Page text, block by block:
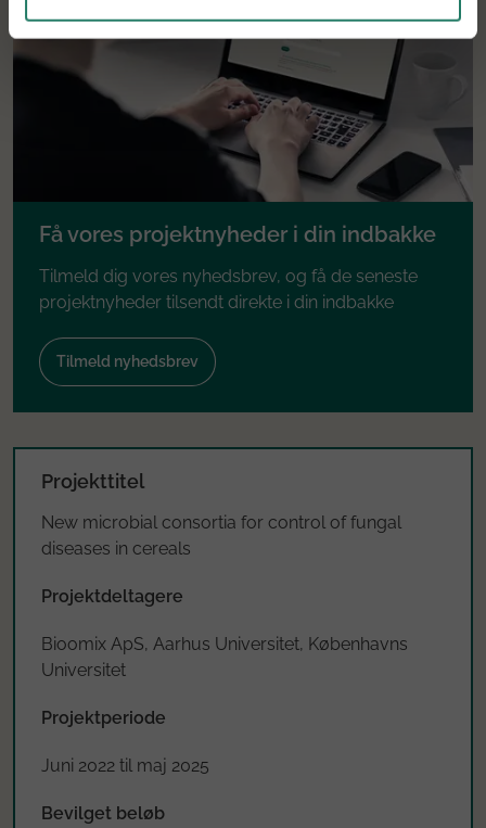
Få vores projektnyheder i din indbakke
Tilmeld dig vores nyhedsbrev, og få de seneste
projektnyheder tilsendt direkte i din indbakke
Tilmeld nyhedsbrev
Projekttitel
New microbial consortia for control of fungal
diseases in cereals
Projektdeltagere
Bioomix ApS, Aarhus Universitet, Københavns
Universitet
Projektperiode
Juni 2022 til maj 2025
Bevilget beløb